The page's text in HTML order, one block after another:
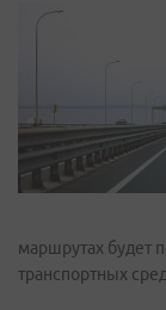
маршрутах будет
транспортных